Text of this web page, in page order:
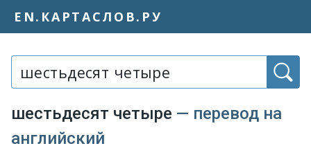
EN.КАРТАСЛОВ.РУ
шестьдесят четыре — перевод на
английский